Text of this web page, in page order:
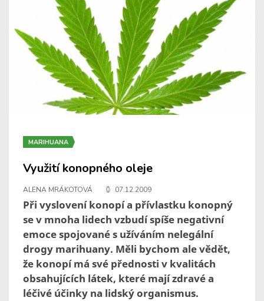
MARIHUANA
Využití konopného oleje
ALENA MRÁKOTOVÁ 07.12.2009
Při vyslovení konopí a přívlastku konopný
se v mnoha lidech vzbudí spíše negativní
emoce spojované s užíváním nelegální
drogy marihuany. Měli bychom ale vědět,
že konopí má své přednosti v kvalitách
obsahujících látek, které mají zdravé a
léčivé účinky na lidský organismus.